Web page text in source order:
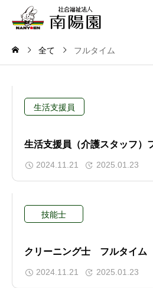
全て フルタイム
生活支援員
生活支援員（介護スタッフ）
2024.11.21 2025.01.23
技能士
クリーニング士 フルタイム
2024.11.21 2025.01.23